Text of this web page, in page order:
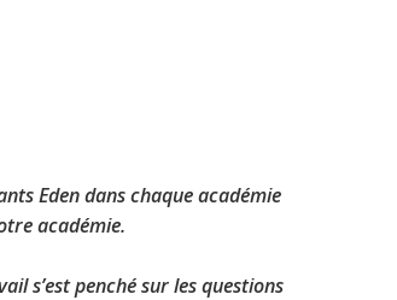
Eden dans chaque académie
académie.
s’est penché sur les questions